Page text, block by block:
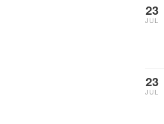
23
JUL
23
JUL